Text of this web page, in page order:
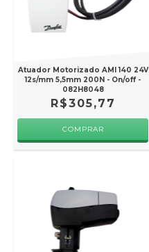
Atuador Motorizado AMI 140 24V
12s/mm 5,5mm 200N - On/off -
082H8048
R$305,77